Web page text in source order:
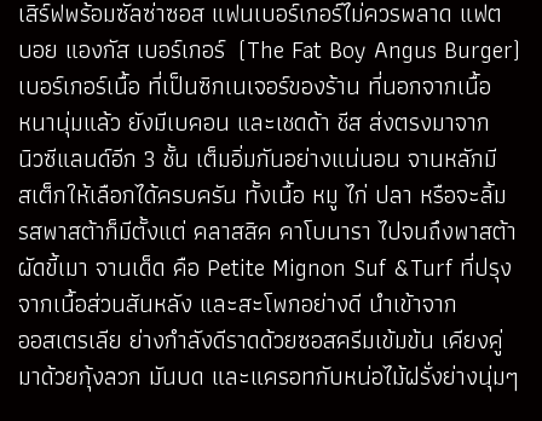
เสิร์ฟพร้อมซัลซ่าซอส แฟนเบอร์เกอร์ไม่ควรพลาด แฟต
บอย แองกัส เบอร์เกอร์ (The Fat Boy Angus Burger)
เบอร์เกอร์เนื้อ ที่เป็นซิกเนเจอร์ของร้าน ที่นอกจากเนื้อ
หนานุ่มแล้ว ยังมีเบคอน และเชดด้า ชีส ส่งตรงมาจาก
นิวซีแลนด์อีก 3 ชั้น เต็มอิ่มกันอย่างแน่นอน จานหลักมี
สเต็กให้เลือกได้ครบครัน ทั้งเนื้อ หมู ไก่ ปลา หรือจะลิ้ม
รสพาสต้าก็มีตั้งแต่ คลาสสิค คาโบนารา ไปจนถึงพาสต้า
ผัดขี้เมา จานเด็ด คือ Petite Mignon Suf &Turf ที่ปรุง
จากเนื้อส่วนสันหลัง และสะโพกอย่างดี นำเข้าจาก
ออสเตรเลีย ย่างกำลังดีราดด้วยซอสครีมเข้มข้น เคียงคู่
มาด้วยกุ้งลวก มันบด และแครอทกับหน่อไม้ฝรั่งย่างนุ่มๆ